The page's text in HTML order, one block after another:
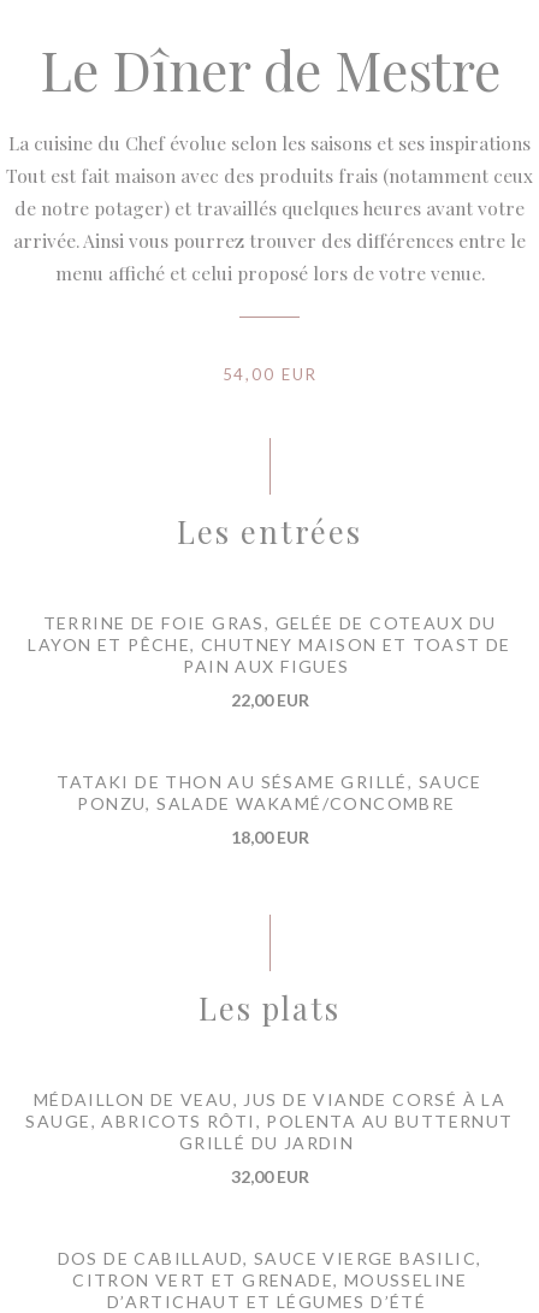
Le Dîner de Mestre
La cuisine du Chef évolue selon les saisons et ses inspirations
Tout est fait maison avec des produits frais (notamment ceux
de notre potager) et travaillés quelques heures avant votre
arrivée. Ainsi vous pourrez trouver des différences entre le
menu affiché et celui proposé lors de votre venue.
54,00 EUR
Les entrées
TERRINE DE FOIE GRAS, GELÉE DE COTEAUX DU
LAYON ET PÊCHE, CHUTNEY MAISON ET TOAST DE
PAIN AUX FIGUES
22,00 EUR
TATAKI DE THON AU SÉSAME GRILLÉ, SAUCE
PONZU, SALADE WAKAMÉ/CONCOMBRE
18,00 EUR
Les plats
MÉDAILLON DE VEAU, JUS DE VIANDE CORSÉ À LA
SAUGE, ABRICOTS RÔTI, POLENTA AU BUTTERNUT
GRILLÉ DU JARDIN
32,00 EUR
DOS DE CABILLAUD, SAUCE VIERGE BASILIC,
CITRON VERT ET GRENADE, MOUSSELINE
D’ARTICHAUT ET LÉGUMES D’ÉTÉ